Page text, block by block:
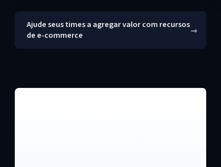
Ajude seus times a agregar valor com recursos
de e-commerce